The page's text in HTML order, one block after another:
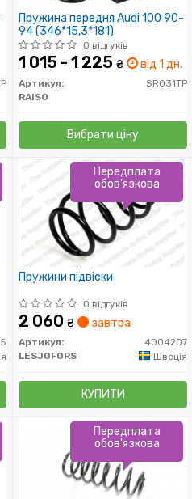
Пружина передня Audi 100 90-
94 (346*15,3*181)
0 відгуків
1 015 - 1 225 ₴ від 1 дн.
Артикул:
SR031TP
RAISO
Вибрати ціну
Пружини підвіски
0 відгуків
2 060 ₴ завтра
Артикул:
4004207
LESJOFORS
Швеція
КУПИТИ
Передплата
обов'язкова
Передплата
обов'язкова